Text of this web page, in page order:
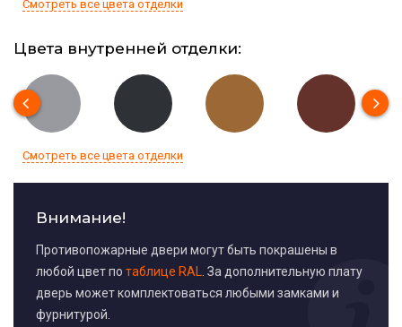
Смотреть все цвета отделки
Цвета внутренней отделки:
Смотреть все цвета отделки
Внимание!
Противопожарные двери могут быть покрашены в
любой цвет по таблице RAL . За дополнительную плату
дверь может комплектоваться любыми замками и
фурнитурой.